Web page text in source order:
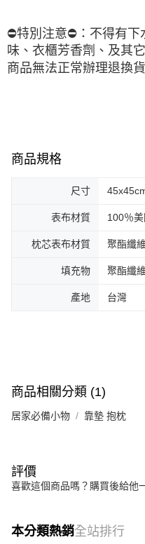
⛔️特別注意⛔️：不得有
味、衣櫃芳香劑、及其
商品無法正常辦理退換貨
商品規格
尺寸
表布材質 100％
枕芯表布材質 聚酯纖
填充物 聚酯纖
產地 台灣
商品相關分類 (1)
居家必備小物 靠墊 抱枕
評價
喜歡這個商品嗎？購買後給他
本分類熱銷全站排行